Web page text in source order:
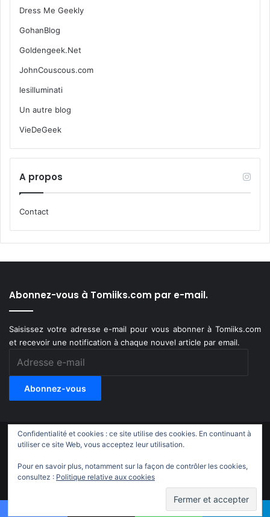
Dress Me Geekly
GohanBlog
Goldengeek.Net
JohnCouscous.com
lesilluminati
Un autre blog
VieDeGeek
A propos
Contact
Abonnez-vous à Tomiiks.com par e-mail.
Saisissez votre adresse e-mail pour vous abonner à Tomiiks.com
et recevoir une notification à chaque nouvel article par email.
Abonnez-vous
© Copyright 2011-2018, All Rights Reserved |
X YouTubeInstagram
TwitchTikTok
Confidentialité et cookies : ce site utilise des cookies. En continuant à
utiliser ce site Web, vous acceptez leur utilisation.
Pour en savoir plus, notamment sur la façon de contrôler les cookies,
consultez : Politique relative aux cookies